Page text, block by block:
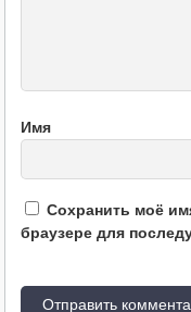
Имя
Сохранить моё
браузере для